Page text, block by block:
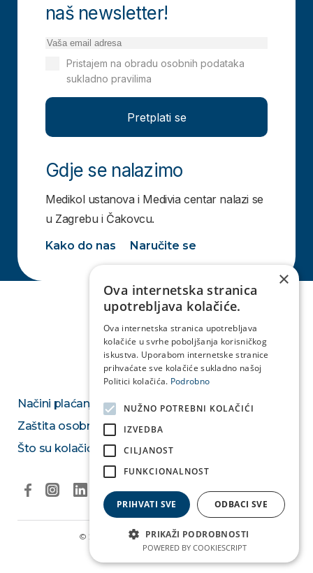
naš newsletter!
Pretplati se
Pristajem na obradu osobnih podataka
sukladno pravilima
Gdje se nalazimo
Medikol ustanova i Medivia centar nalazi se
u Zagrebu i Čakovcu.
Kako do nas Naručite se
Načini plaćanja
Zaštita osobnih podataka
Što su kolačići
© 2026. Medikol Ustanova & Medivia.
Izjava o privatnosti
×
Ova internetska stranica
upotrebljava kolačiće.
Ova internetska stranica upotrebljava
kolačiće u svrhe poboljšanja korisničkog
iskustva. Uporabom internetske stranice
prihvaćate sve kolačiće sukladno našoj
Politici kolačića. Podrobno
NUŽNO POTREBNI KOLAČIĆI
IZVEDBA
CILJANOST
FUNKCIONALNOST
PRIHVATI SVE ODBACI SVE
PRIKAŽI PODROBNOSTI
POWERED BY COOKIESCRIPT